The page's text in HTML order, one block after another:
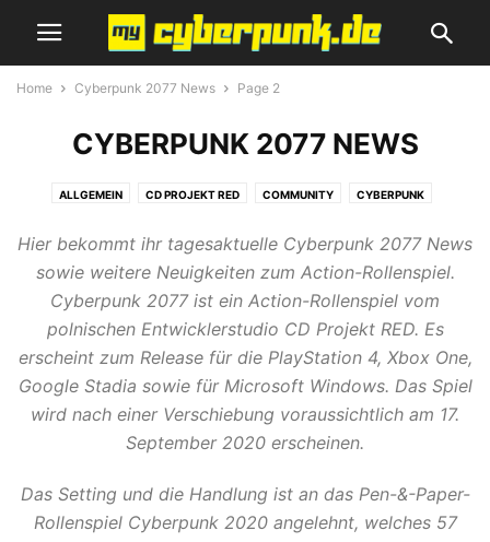
Home Cyberpunk 2077 News Page 2
CYBERPUNK 2077 NEWS
ALLGEMEIN CD PROJEKT RED COMMUNITY CYBERPUNK
REVIEWS SCI-FI FILME & SERIEN SCIENCE-FICTION SPIELEMESSE
THE WITCHER ZUKUNFT SCHON HEUTE
Hier bekommt ihr tagesaktuelle Cyberpunk 2077 News
sowie weitere Neuigkeiten zum Action-Rollenspiel.
Cyberpunk 2077 ist ein Action-Rollenspiel vom
polnischen Entwicklerstudio CD Projekt RED. Es
erscheint zum Release für die PlayStation 4, Xbox One,
Google Stadia sowie für Microsoft Windows. Das Spiel
wird nach einer Verschiebung voraussichtlich am 17.
September 2020 erscheinen.
Das Setting und die Handlung ist an das Pen-&-Paper-
Rollenspiel Cyberpunk 2020 angelehnt, welches 57